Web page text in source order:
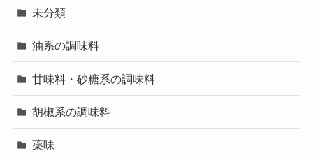
未分類
油系の調味料
甘味料・砂糖系の調味料
胡椒系の調味料
薬味